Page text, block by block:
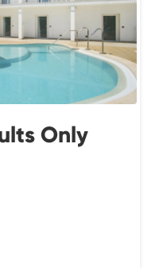
Only